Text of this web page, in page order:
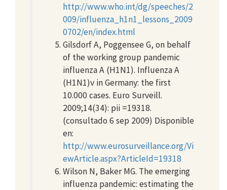
http://www.who.int/dg/speeches/2
009/influenza_h1n1_lessons_2009
0702/en/index.html
Gilsdorf A, Poggensee G, on behalf
of the working group pandemic
influenza A (H1N1). Influenza A
(H1N1)v in Germany: the first
10.000 cases. Euro Surveill.
2009;14(34): pii =19318.
(consultado 6 sep 2009) Disponible
en:
http://www.eurosurveillance.org/Vi
ewArticle.aspx?ArticleId=19318
Wilson N, Baker MG. The emerging
influenza pandemic: estimating the